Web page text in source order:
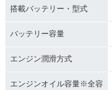
搭載バッテリー・型式
バッテリー容量
エンジン潤滑方式
エンジンオイル容量※全容